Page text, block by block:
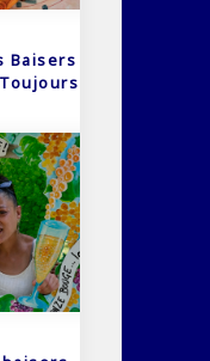
Baisers